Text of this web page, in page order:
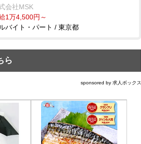
会社MSK
1万4,500円～
バイト・パート / 東京都
ら
sponsored by 求人ボックス